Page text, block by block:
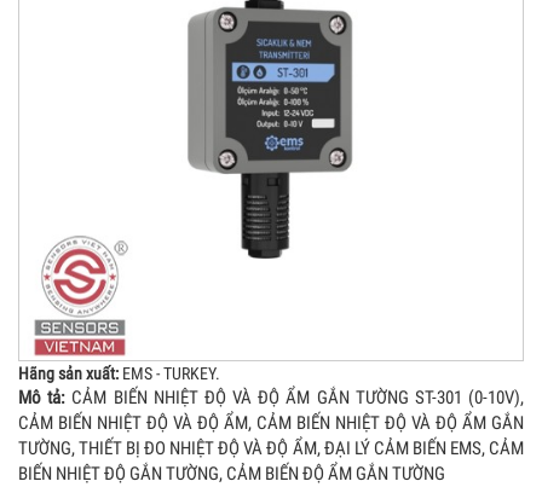
Hãng sản xuất: EMS - TURKEY.
Mô tả: CẢM BIẾN NHIỆT ĐỘ VÀ ĐỘ ẨM GẮN TƯỜNG ST-301 (0-10V),
CẢM BIẾN NHIỆT ĐỘ VÀ ĐỘ ẨM, CẢM BIẾN NHIỆT ĐỘ VÀ ĐỘ ẨM GẮN
TƯỜNG, THIẾT BỊ ĐO NHIỆT ĐỘ VÀ ĐỘ ẨM, ĐẠI LÝ CẢM BIẾN EMS, CẢM
BIẾN NHIỆT ĐỘ GẮN TƯỜNG, CẢM BIẾN ĐỘ ẨM GẮN TƯỜNG